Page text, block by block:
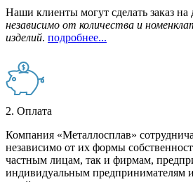
Наши клиенты могут сделать заказ на
независимо от количества и
изделий. подробнее...
2. Оплата
Компания «Металлосплав»
независимо от их формы
частным лицам, так и фирмам,
индивидуальным предпринимателям